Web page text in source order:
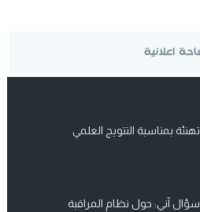
تهنئة بمناسبة التتويج العلمي
سؤال آني: حول نظام المراقبة